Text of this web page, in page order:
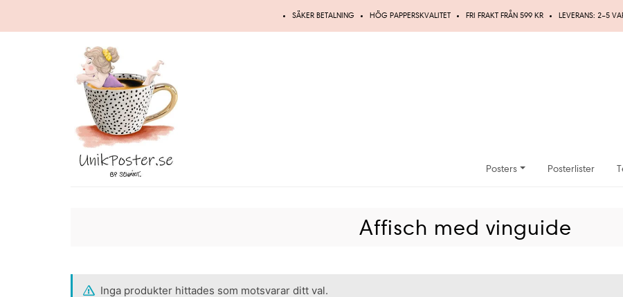
SÄKER BETALNING HÖG PAPPERSKVALITET FRI FRAKT FRÅN 599 KR LEVERANS: 2–5
Posters Posterlister
Affisch med vinguide
Inga produkter hittades som motsvarar ditt val.